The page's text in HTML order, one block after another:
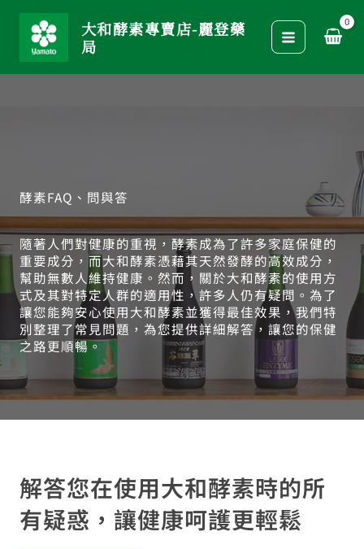
要
大和酵素專賣店-麗登藥
局
酵素FAQ、問與答
隨著人們對健康的重視，酵素成為了許多家庭保健的
重要成分，而大和酵素憑藉其天然發酵的高效成分，
幫助無數人維持健康。然而，關於大和酵素的使用方
式及其對特定人群的適用性，許多人仍有疑問。為了
讓您能夠安心使用大和酵素並獲得最佳效果，我們特
別整理了常見問題，為您提供詳細解答，讓您的保健
之路更順暢。
解答您在使用大和酵素時的所
有疑惑，讓健康呵護更輕鬆